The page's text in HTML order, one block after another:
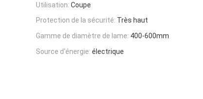
Utilisation: Coupe
Protection de la sécurité: Très haut
Gamme de diamètre de lame: 400-600mm
Source d'énergie: électrique